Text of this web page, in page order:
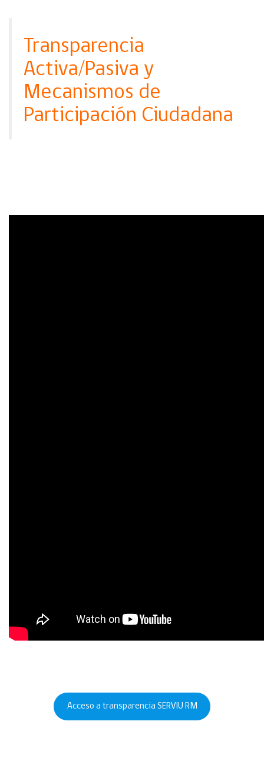
Transparencia
Activa/Pasiva y
Mecanismos de
Participación Ciudadana
Acceso a transparencia SERVIU RM